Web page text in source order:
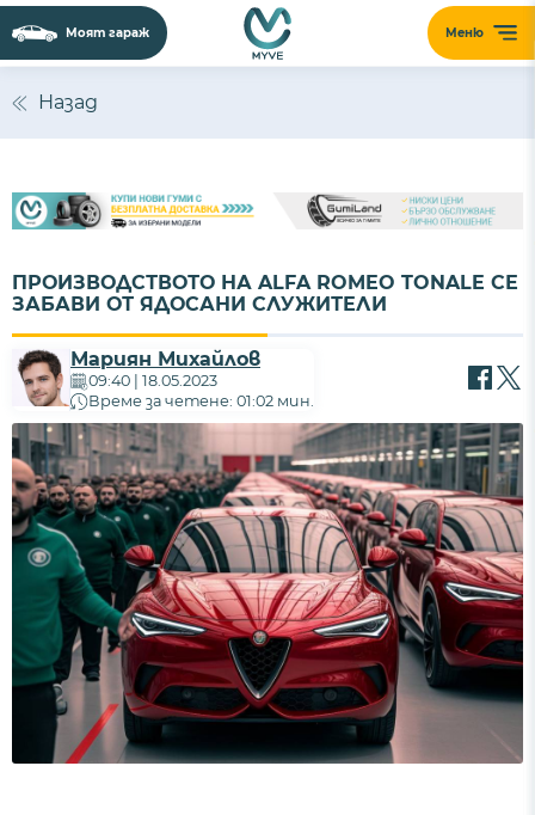
Меню
Моят гараж
Назад
ПРОИЗВОДСТВОТО НА ALFA ROMEO TONALE СЕ
ЗАБАВИ ОТ ЯДОСАНИ СЛУЖИТЕЛИ
Мариян Михайлов
09:40 | 18.05.2023
Време за четене: 01:02 мин.